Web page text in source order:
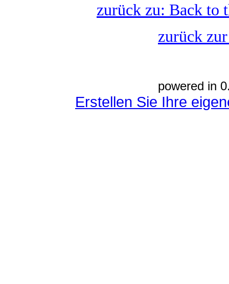
zurück zu: Back to
zurück
powered in
Erstellen Sie Ihre